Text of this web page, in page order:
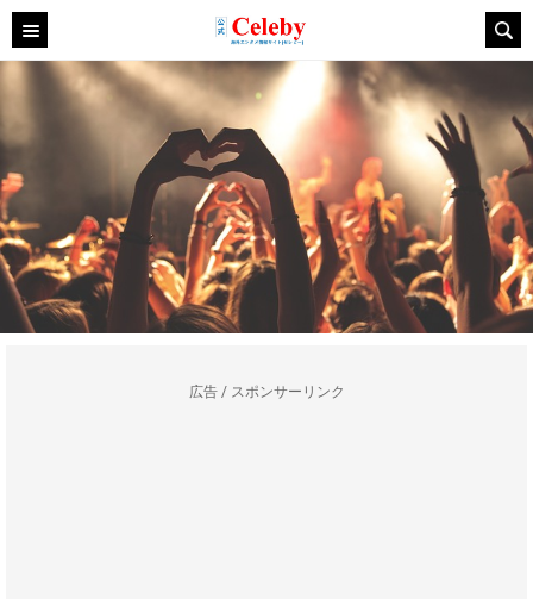
広告 / スポンサーリンク